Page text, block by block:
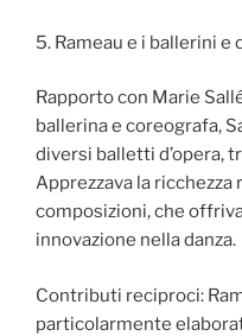
5. Rameau e i ballerini e
Rapporto con Marie
ballerina e coreografa,
diversi balletti d’opera,
Apprezzava la
composizioni, che
innovazione nella danza.
Contributi reciproci:
particolarmente